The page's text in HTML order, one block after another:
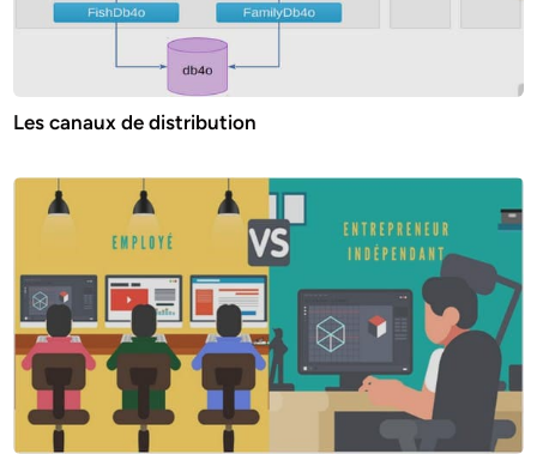
Les canaux de distribution